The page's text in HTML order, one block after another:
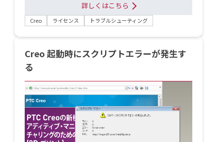
詳しくはこちら
Creo ライセンス トラブルシューティング
Creo 起動時にスクリプトエラーが発生す
る